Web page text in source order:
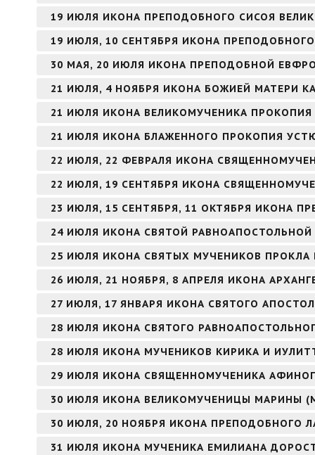
19 ИЮЛЯ ИКОНА ПРЕПОДОБНОГО СИСОЯ
19 ИЮЛЯ, 10 СЕНТЯБРЯ ИКОНА
30 МАЯ, 20 ИЮЛЯ ИКОНА ПРЕПОДОБНОЙ
21 ИЮЛЯ, 4 НОЯБРЯ ИКОНА БОЖИЕЙ МАТЕРИ
21 ИЮЛЯ ИКОНА ВЕЛИКОМУЧЕНИКА ПРОКОПИЯ
21 ИЮЛЯ ИКОНА БЛАЖЕННОГО ПРОКОПИЯ
22 ИЮЛЯ, 22 ФЕВРАЛЯ ИКОНА
22 ИЮЛЯ, 19 СЕНТЯБРЯ ИКОНА
23 ИЮЛЯ, 15 СЕНТЯБРЯ, 11 ОКТЯБРЯ ИКОНА
24 ИЮЛЯ ИКОНА СВЯТОЙ
25 ИЮЛЯ ИКОНА СВЯТЫХ МУЧЕНИКОВ ПРОКЛА
26 ИЮЛЯ, 21 НОЯБРЯ, 8 АПРЕЛЯ ИКОНА
27 ИЮЛЯ, 17 ЯНВАРЯ ИКОНА СВЯТОГО
28 ИЮЛЯ ИКОНА СВЯТОГО
28 ИЮЛЯ ИКОНА МУЧЕНИКОВ КИРИКА И
29 ИЮЛЯ ИКОНА СВЯЩЕННОМУЧЕНИКА
30 ИЮЛЯ ИКОНА ВЕЛИКОМУЧЕНИЦЫ МАРИНЫ
30 ИЮЛЯ, 20 НОЯБРЯ ИКОНА ПРЕПОДОБНОГО
31 ИЮЛЯ ИКОНА МУЧЕНИКА ЕМИЛИАНА